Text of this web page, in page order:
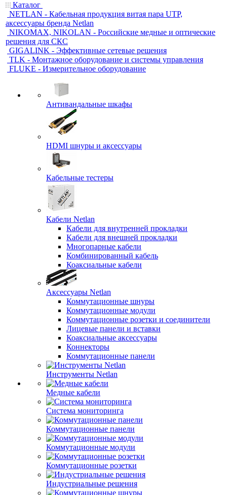
Каталог
NETLAN - Кабельная продукция витая пара UTP,
аксессуары бренда Netlan
NIKOMAX, NIKOLAN - Российские медные и оптические
решения для СКС
GIGALINK - Эффективные сетевые решения
TLK - Монтажное оборудование и системы управления
FLUKE - Измерительное оборудование
Антивандальные шкафы
HDMI шнуры и аксессуары
Кабельные тестеры
Кабели Netlan
Кабели для внутренней прокладки
Кабели для внешней прокладки
Многопарные кабели
Комбинированный кабель
Коаксиальные кабели
Аксессуары Netlan
Коммутационные шнуры
Коммутационные модули
Коммутационные розетки и соединители
Лицевые панели и вставки
Коаксиальные аксессуары
Коннекторы
Коммутационные панели
Инструменты Netlan
Медные кабели
Система мониторинга
Коммутационные панели
Коммутационные модули
Коммутационные розетки
Индустриальные решения